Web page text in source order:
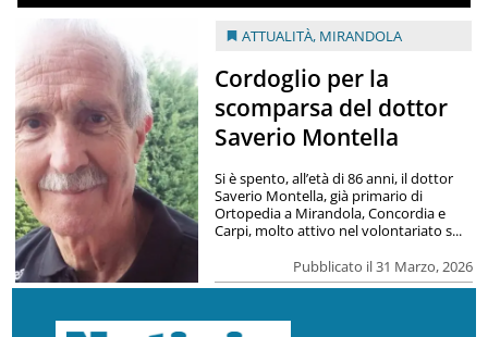
ATTUALITÀ, MIRANDOLA
Cordoglio per la
scomparsa del dottor
Saverio Montella
Pubblicato il 31 Marzo, 2026
Si è spento, all’età di 86 anni, il dottor
Saverio Montella, già primario di
Ortopedia a Mirandola, Concordia e
Carpi, molto attivo nel volontariato s...